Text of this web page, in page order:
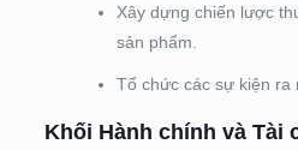
Xây dựng chiến lược
sản phẩm.
Tổ chức các sự kiện ra
Khối Hành chính và Tài